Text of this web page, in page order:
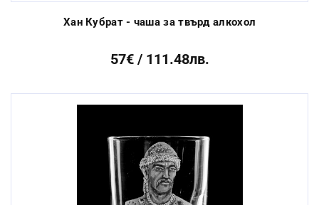
Хан Кубрат - чаша за твърд алкохол
57€ / 111.48лв.